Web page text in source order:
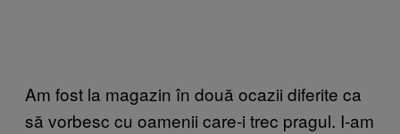
Am fost la magazin în două ocazii diferite ca
să vorbesc cu oamenii care-i trec pragul. I-am